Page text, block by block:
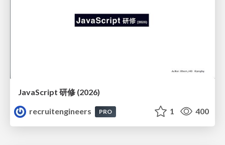
JavaScript 研修 (2026)
recruitengineers
PRO 1 400